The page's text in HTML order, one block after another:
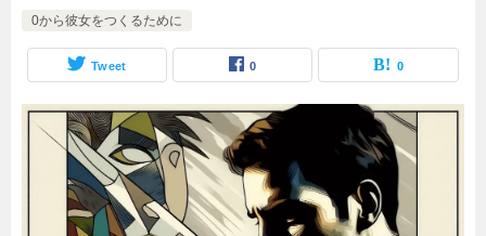
0から彼女をつくるために
Tweet 0 0